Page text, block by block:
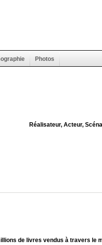
Photos
Réalisateur, Acteur,
de livres vendus à travers le